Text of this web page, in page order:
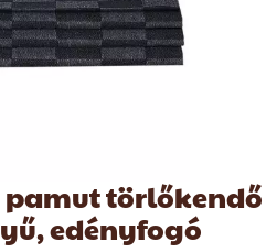
pamut törlőkendő
edényfogó